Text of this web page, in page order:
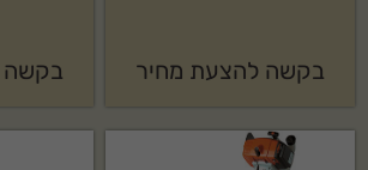
בקשה להצעת מחיר בקשה